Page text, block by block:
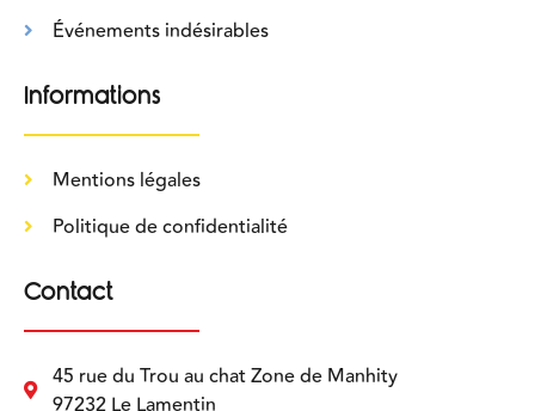
Événements indésirables
Informations
Mentions légales
Politique de confidentialité
Contact
45 rue du Trou au chat Zone de Manhity
97232 Le Lamentin